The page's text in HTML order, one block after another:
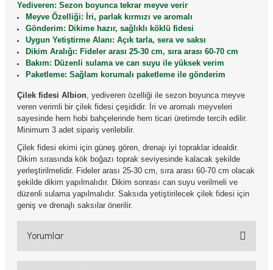
Yediveren: Sezon boyunca tekrar meyve verir
Meyve Özelliği: İri, parlak kırmızı ve aromalı
Gönderim: Dikime hazır, sağlıklı köklü fidesi
Uygun Yetiştirme Alanı: Açık tarla, sera ve saksı
Dikim Aralığı: Fideler arası 25-30 cm, sıra arası 60-70 cm
Bakım: Düzenli sulama ve can suyu ile yüksek verim
Paketleme: Sağlam korumalı paketleme ile gönderim
Çilek fidesi Albion, yediveren özelliği ile sezon boyunca meyve
veren verimli bir çilek fidesi çeşididir. İri ve aromalı meyveleri
sayesinde hem hobi bahçelerinde hem ticari üretimde tercih edilir.
Minimum 3 adet sipariş verilebilir.
Çilek fidesi ekimi için güneş gören, drenajı iyi topraklar idealdir.
Dikim sırasında kök boğazı toprak seviyesinde kalacak şekilde
yerleştirilmelidir. Fideler arası 25-30 cm, sıra arası 60-70 cm olacak
şekilde dikim yapılmalıdır. Dikim sonrası can suyu verilmeli ve
düzenli sulama yapılmalıdır. Saksıda yetiştirilecek çilek fidesi için
geniş ve drenajlı saksılar önerilir.
Yorumlar